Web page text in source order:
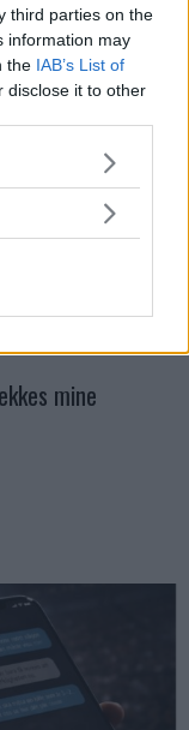
third parties on the
information may
the IAB’s List of
disclose it to other
or more Google
You may click to
in below Google
mine